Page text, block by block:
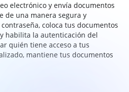
electrónico y envía documentos
de una manera segura y
coloca tus documentos
habilita la autenticación del
quién tiene acceso a tus
mantiene tus documentos